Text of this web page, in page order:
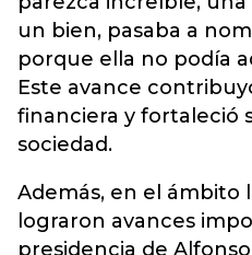
un bien, pasaba a
porque ella no podía
Este avance
financiera y fortaleció
sociedad.
Además, en el ámbito
lograron avances
presidencia de